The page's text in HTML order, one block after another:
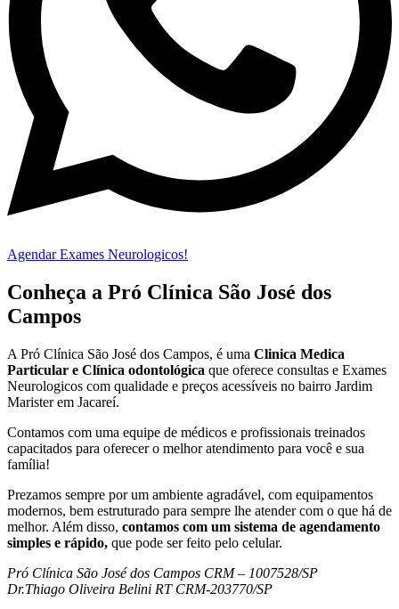
Agendar Exames Neurologicos!
Conheça a Pró Clínica São José dos
Campos
A Pró Clínica São José dos Campos, é uma Clinica Medica
Particular e Clínica odontológica que oferece consultas e Exames
Neurologicos com qualidade e preços acessíveis no bairro Jardim
Marister em Jacareí.
Contamos com uma equipe de médicos e profissionais treinados
capacitados para oferecer o melhor atendimento para você e sua
família!
Prezamos sempre por um ambiente agradável, com equipamentos
modernos, bem estruturado para sempre lhe atender com o que há de
melhor. Além disso, contamos com um sistema de agendamento
simples e rápido, que pode ser feito pelo celular.
Pró Clínica São José dos Campos CRM – 1007528/SP
Dr.Thiago Oliveira Belini RT CRM-203770/SP